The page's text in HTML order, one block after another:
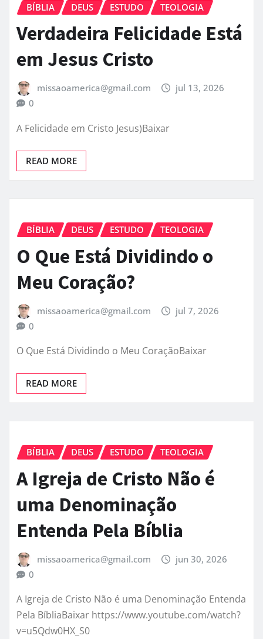
BÍBLIA DEUS ESTUDO TEOLOGIA
Verdadeira Felicidade Está
em Jesus Cristo
missaoamerica@gmail.com
jul 13, 2026
0
A Felicidade em Cristo Jesus)Baixar
READ MORE
BÍBLIA DEUS ESTUDO TEOLOGIA
O Que Está Dividindo o
Meu Coração?
missaoamerica@gmail.com
jul 7, 2026
0
O Que Está Dividindo o Meu CoraçãoBaixar
READ MORE
BÍBLIA DEUS ESTUDO TEOLOGIA
A Igreja de Cristo Não é
uma Denominação
Entenda Pela Bíblia
missaoamerica@gmail.com
jun 30, 2026
0
A Igreja de Cristo Não é uma Denominação Entenda
Pela BíbliaBaixar https://www.youtube.com/watch?
v=u5Qdw0HX_S0